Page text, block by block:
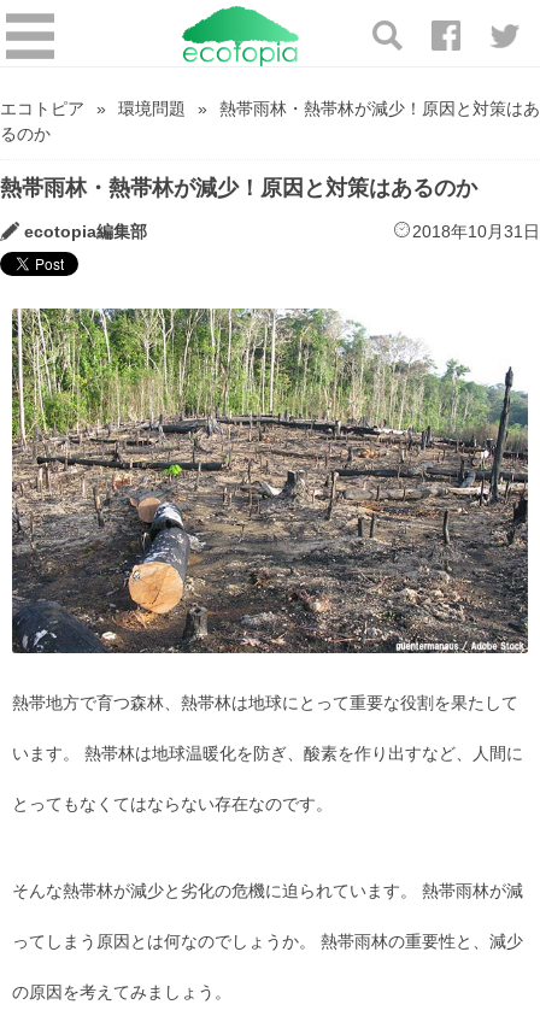
エコトピア 環境問題
熱帯雨林・熱帯林が減少！原因と対策はあ
るのか
熱帯雨林・熱帯林が減少！原因と対策はあるのか
ecotopia編集部 2018年10月31日
熱帯地方で育つ森林、熱帯林は地球にとって重要な役割を果たして
います。 熱帯林は地球温暖化を防ぎ、酸素を作り出すなど、人間に
とってもなくてはならない存在なのです。
そんな熱帯林が減少と劣化の危機に迫られています。 熱帯雨林が減
ってしまう原因とは何なのでしょうか。 熱帯雨林の重要性と、減少
の原因を考えてみましょう。